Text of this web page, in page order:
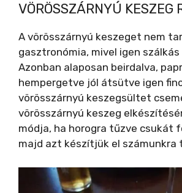
VÖRÖSSZÁRNYÚ KESZEG
A vörösszárnyú keszeget nem
gasztronómia, mivel igen szálkás
Azonban alaposan beirdalva,
hempergetve jól átsütve igen
vörösszárnyú keszegsültet
vörösszárnyú keszeg
módja, ha horogra tűzve csukát
majd azt készítjük el számunkra